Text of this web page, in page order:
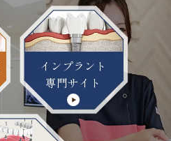
インプラント
専門サイト